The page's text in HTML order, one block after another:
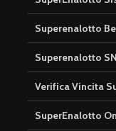
Superenalotto
Superenalotto
Verifica Vincita
SuperEnalotto